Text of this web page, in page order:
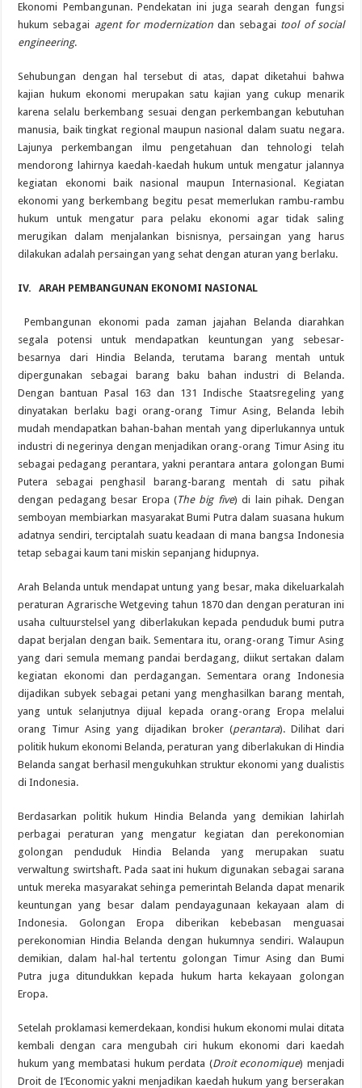
Ekonomi Pembangunan. Pendekatan ini juga searah dengan fungsi
hukum sebagai agent for modernizationdan sebagai tool of social
engineering.
Sehubungan dengan hal tersebut di atas, dapat diketahui bahwa
kajian hukum ekonomi merupakan satu kajian yang cukup menarik
karena selalu berkembang sesuai dengan perkembangan kebutuhan
manusia, baik tingkat regional maupun nasional dalam suatu negara.
Lajunya perkembangan ilmu pengetahuan dan tehnologi telah
mendorong lahirnya kaedah-kaedah hukum untuk mengatur jalannya
kegiatan ekonomi baik nasional maupun Internasional. Kegiatan
ekonomi yang berkembang begitu pesat memerlukan rambu-rambu
hukum untuk mengatur para pelaku ekonomi agar tidak saling
merugikan dalam menjalankan bisnisnya, persaingan yang harus
dilakukan adalah persaingan yang sehat dengan aturan yang berlaku.
IV.ARAH PEMBANGUNAN EKONOMI NASIONAL
Pembangunan ekonomi pada zaman jajahan Belanda diarahkan
segala potensi untuk mendapatkan keuntungan yang sebesar-
besarnya dari Hindia Belanda, terutama barang mentah untuk
dipergunakan sebagai barang baku bahan industri di Belanda.
Dengan bantuan Pasal 163 dan 131 Indische Staatsregeling yang
dinyatakan berlaku bagi orang-orang Timur Asing, Belanda lebih
mudah mendapatkan bahan-bahan mentah yang diperlukannya untuk
industri di negerinya dengan menjadikan orang-orang Timur Asing itu
sebagai pedagang perantara, yakni perantara antara golongan Bumi
Putera sebagai penghasil barang-barang mentah di satu pihak
dengan pedagang besar Eropa (The big five) di lain pihak. Dengan
semboyan membiarkan masyarakat Bumi Putra dalam suasana hukum
adatnya sendiri, terciptalah suatu keadaan di mana bangsa Indonesia
tetap sebagai kaum tani miskin sepanjang hidupnya.
Arah Belanda untuk mendapat untung yang besar, maka dikeluarkalah
peraturan Agrarische Wetgeving tahun 1870 dan dengan peraturan ini
usaha cultuurstelsel yang diberlakukan kepada penduduk bumi putra
dapat berjalan dengan baik. Sementara itu, orang-orang Timur Asing
yang dari semula memang pandai berdagang, diikut sertakan dalam
kegiatan ekonomi dan perdagangan. Sementara orang Indonesia
dijadikan subyek sebagai petani yang menghasilkan barang mentah,
yang untuk selanjutnya dijual kepada orang-orang Eropa melalui
orang Timur Asing yang dijadikan broker (perantara). Dilihat dari
politik hukum ekonomi Belanda, peraturan yang diberlakukan di Hindia
Belanda sangat berhasil mengukuhkan struktur ekonomi yang dualistis
di Indonesia.
Berdasarkan politik hukum Hindia Belanda yang demikian lahirlah
perbagai peraturan yang mengatur kegiatan dan perekonomian
golongan penduduk Hindia Belanda yang merupakan suatu
verwaltung swirtshaft. Pada saat ini hukum digunakan sebagai sarana
untuk mereka masyarakat sehinga pemerintah Belanda dapat menarik
keuntungan yang besar dalam pendayagunaan kekayaan alam di
Indonesia. Golongan Eropa diberikan kebebasan menguasai
perekonomian Hindia Belanda dengan hukumnya sendiri. Walaupun
demikian, dalam hal-hal tertentu golongan Timur Asing dan Bumi
Putra juga ditundukkan kepada hukum harta kekayaan golongan
Eropa.
Setelah proklamasi kemerdekaan, kondisi hukum ekonomi mulai ditata
kembali dengan cara mengubah ciri hukum ekonomi dari kaedah
hukum yang membatasi hukum perdata (Droit economique) menjadi
Droit de I’Economic yakni menjadikan kaedah hukum yang berserakan